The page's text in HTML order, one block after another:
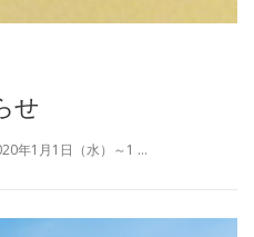
せ
年1月1日（水）～1 …